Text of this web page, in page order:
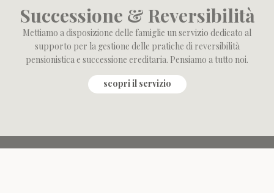
Successione & Reversibilità
Mettiamo a disposizione delle famiglie un servizio dedicato al
supporto per la gestione delle pratiche di reversibilità
pensionistica e successione ereditaria. Pensiamo a tutto noi.
scopri il servizio